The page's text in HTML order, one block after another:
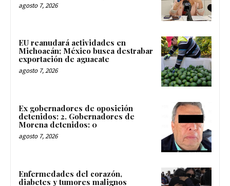
agosto 7, 2026
EU reanudará actividades en
Michoacán; México busca destrabar
exportación de aguacate
agosto 7, 2026
Ex gobernadores de oposición
detenidos: 2. Gobernadores de
Morena detenidos: 0
agosto 7, 2026
Enfermedades del corazón,
diabetes y tumores malignos